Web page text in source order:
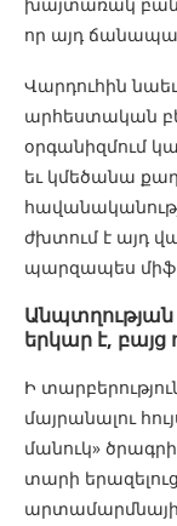
որ այդ
Վարդուհին
արհեստական
օրգանիզմում
եւ կմեծանա
ժխտում է այդ
պարզապես միֆ
երկար է, բայց
Ի
մայրանալու
մանուկ»
տարի